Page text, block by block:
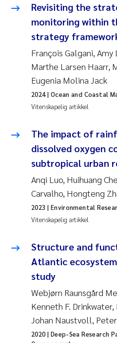
2012
2011
2010
2009
2008
2007
2006
2005
Sindre Langaas
Øyvind Kaste
Christian Vogelsang
Rolf David Vogt
Marta Moyano
Sandra Stadniczenko
Anette Engesmo
Maximilian Nawrath
Emmy Falk Nøklebye
Line Johanne Barkved
Pawel Krzeminski
Juan Carlos Farias
Chiara Consolaro
Revisiting the
monitoring within
strategy
François Galgani, Amy
Marthe Larsen Haarr,
Eugenia Molina Jack
Vitenskapelig artikkel
2024| Ocean and Coastal
The impact of
dissolved oxygen
subtropical urban
Anqi Luo, Huihuang
Carvalho, Hongteng
Vitenskapelig artikkel
2023 | Environmental
Structure and
Atlantic
study
Webjørn Raunsgård
Kenneth F.
Johan Naustvoll,
2020| Deep-Sea Research